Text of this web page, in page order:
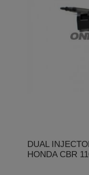
DUAL
HONDA CBR